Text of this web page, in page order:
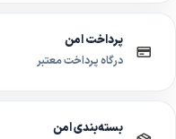
پرداخت امن
درگاه پرداخت معتبر
بسته‌بندی امن